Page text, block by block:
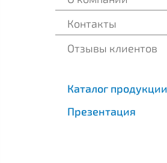
Контакты
Отзывы клиентов
Каталог продукции
Презентация